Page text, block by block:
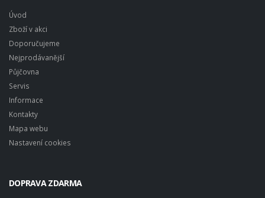
Úvod
Zboží v akci
Doporučujeme
Nejprodávanější
Půjčovna
Servis
Informace
Kontakty
Mapa webu
Nastavení cookies
DOPRAVA ZDARMA